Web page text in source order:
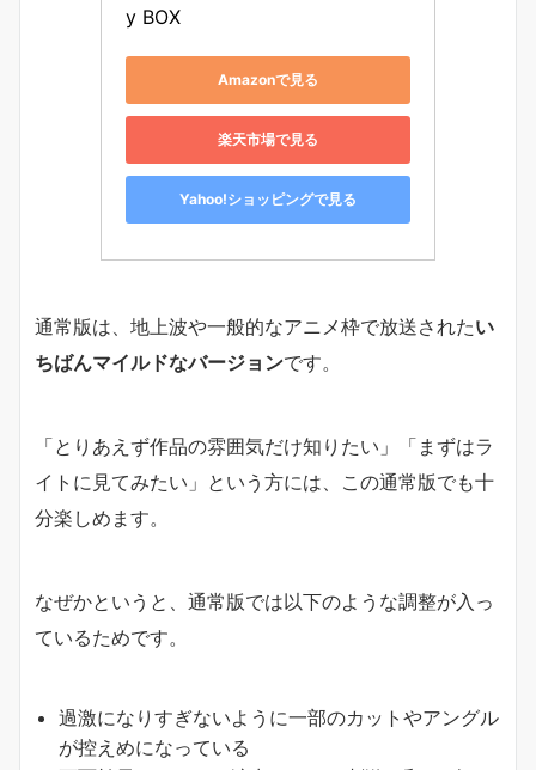
y BOX
Amazonで見る
楽天市場で見る
Yahoo!ショッピングで見る
通常版は、地上波や一般的なアニメ枠で放送されたい
ちばんマイルドなバージョンです。
「とりあえず作品の雰囲気だけ知りたい」「まずはラ
イトに見てみたい」という方には、この通常版でも十
分楽しめます。
なぜかというと、通常版では以下のような調整が入っ
ているためです。
過激になりすぎないように一部のカットやアングル
が控えめになっている